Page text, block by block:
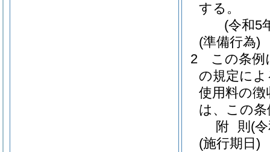
する。
(令和5
(準備行為)
2
この条例
の規定に
使用料の
は、この
附 則 (
(施行期日)